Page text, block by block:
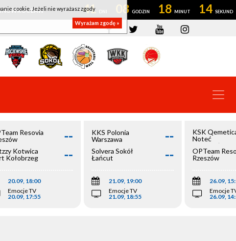
41 08 18 14
Resovia
--
Kotwica
Kołobrzeg
--
20.09, 18:00
Emocje TV
20.09, 17:55
KKS Polonia
Warszawa
--
Solvera Sokół
Łańcut
--
21.09, 19:00
Emocje TV
21.09, 18:55
KSK
Noteć
Inowrocław
OPTeam
Rzeszów
26.09,
Emocje
26.09,
cookie. Jeżeli nie wyrażasz zgody
Wyrażam zgodę »